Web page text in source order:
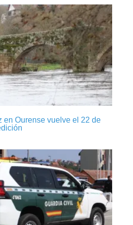
en Ourense vuelve el 22 de